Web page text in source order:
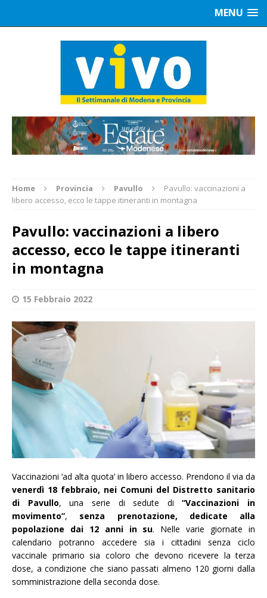
MENU
Home Provincia Pavullo
Pavullo: vaccinazioni a
libero accesso, ecco le tappe itineranti in montagna
Pavullo: vaccinazioni a libero
accesso, ecco le tappe itineranti
in montagna
15 Febbraio 2022
Vaccinazioni ‘ad alta quota’ in libero accesso. Prendono il via da
venerdì 18 febbraio, nei Comuni del Distretto sanitario
di Pavullo, una serie di sedute di“Vaccinazioni in
movimento”, senza prenotazione, dedicate alla
popolazione dai 12 anni in su. Nelle varie giornate in
calendario potranno accedere sia i cittadini senza ciclo
vaccinale primario sia coloro che devono ricevere la terza
dose, a condizione che siano passati almeno 120 giorni dalla
somministrazione della seconda dose.